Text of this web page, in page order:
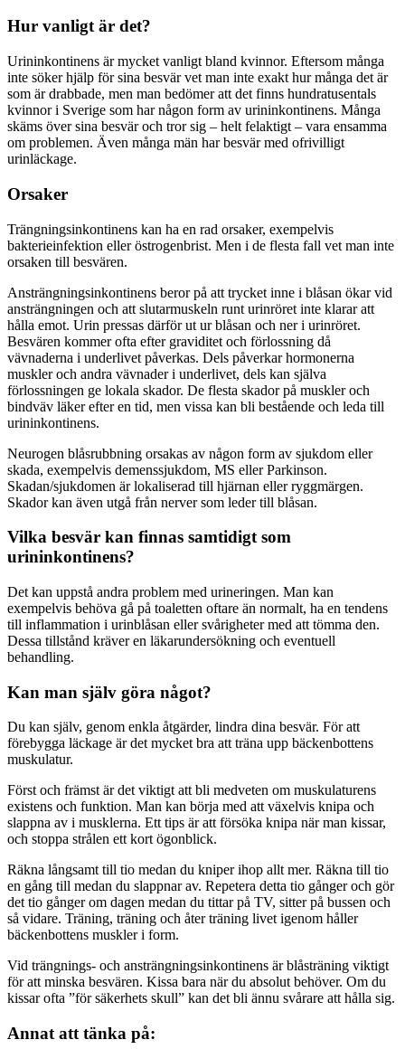
Hur vanligt är det?
Urininkontinens är mycket vanligt bland kvinnor. Eftersom många
inte söker hjälp för sina besvär vet man inte exakt hur många det är
som är drabbade, men man bedömer att det finns hundratusentals
kvinnor i Sverige som har någon form av urininkontinens. Många
skäms över sina besvär och tror sig – helt felaktigt – vara ensamma
om problemen. Även många män har besvär med ofrivilligt
urinläckage.
Orsaker
Trängningsinkontinens kan ha en rad orsaker, exempelvis
bakterieinfektion eller östrogenbrist. Men i de flesta fall vet man inte
orsaken till besvären.
Ansträngningsinkontinens beror på att trycket inne i blåsan ökar vid
ansträngningen och att slutarmuskeln runt urinröret inte klarar att
hålla emot. Urin pressas därför ut ur blåsan och ner i urinröret.
Besvären kommer ofta efter graviditet och förlossning då
vävnaderna i underlivet påverkas. Dels påverkar hormonerna
muskler och andra vävnader i underlivet, dels kan själva
förlossningen ge lokala skador. De flesta skador på muskler och
bindväv läker efter en tid, men vissa kan bli bestående och leda till
urininkontinens.
Neurogen blåsrubbning orsakas av någon form av sjukdom eller
skada, exempelvis demenssjukdom, MS eller Parkinson.
Skadan/sjukdomen är lokaliserad till hjärnan eller ryggmärgen.
Skador kan även utgå från nerver som leder till blåsan.
Vilka besvär kan finnas samtidigt som
urininkontinens?
Det kan uppstå andra problem med urineringen. Man kan
exempelvis behöva gå på toaletten oftare än normalt, ha en tendens
till inflammation i urinblåsan eller svårigheter med att tömma den.
Dessa tillstånd kräver en läkarundersökning och eventuell
behandling.
Kan man själv göra något?
Du kan själv, genom enkla åtgärder, lindra dina besvär. För att
förebygga läckage är det mycket bra att träna upp bäckenbottens
muskulatur.
Först och främst är det viktigt att bli medveten om muskulaturens
existens och funktion. Man kan börja med att växelvis knipa och
slappna av i musklerna. Ett tips är att försöka knipa när man kissar,
och stoppa strålen ett kort ögonblick.
Räkna långsamt till tio medan du kniper ihop allt mer. Räkna till tio
en gång till medan du slappnar av. Repetera detta tio gånger och gör
det tio gånger om dagen medan du tittar på TV, sitter på bussen och
så vidare. Träning, träning och åter träning livet igenom håller
bäckenbottens muskler i form.
Vid trängnings- och ansträngningsinkontinens är blåsträning viktigt
för att minska besvären. Kissa bara när du absolut behöver. Om du
kissar ofta ”för säkerhets skull” kan det bli ännu svårare att hålla sig.
Annat att tänka på: